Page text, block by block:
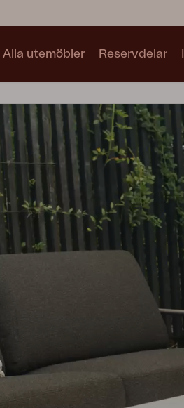
Alla utemöbler
Kollektioner
Se alla kollektioner
Motty
Reservdelar